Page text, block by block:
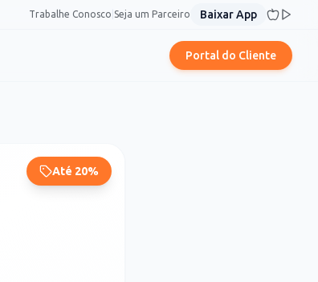
Trabalhe Conosco Seja um Parceiro Baixar App
Portal do Cliente
Até 20%